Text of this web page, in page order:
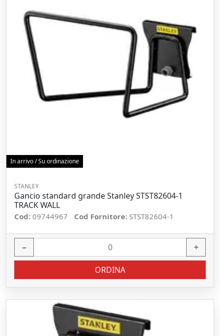
In arrivo / Su ordinazione
STANLEY
Gancio standard grande Stanley STST82604-1
TRACK WALL
Cod: 09744967 Cod Fornitore: STST82604-1
− +
ORDINA